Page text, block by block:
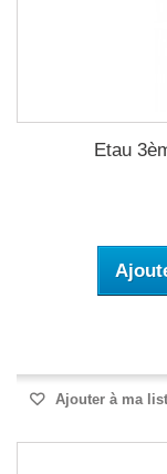
Etau
Ajouter à ma